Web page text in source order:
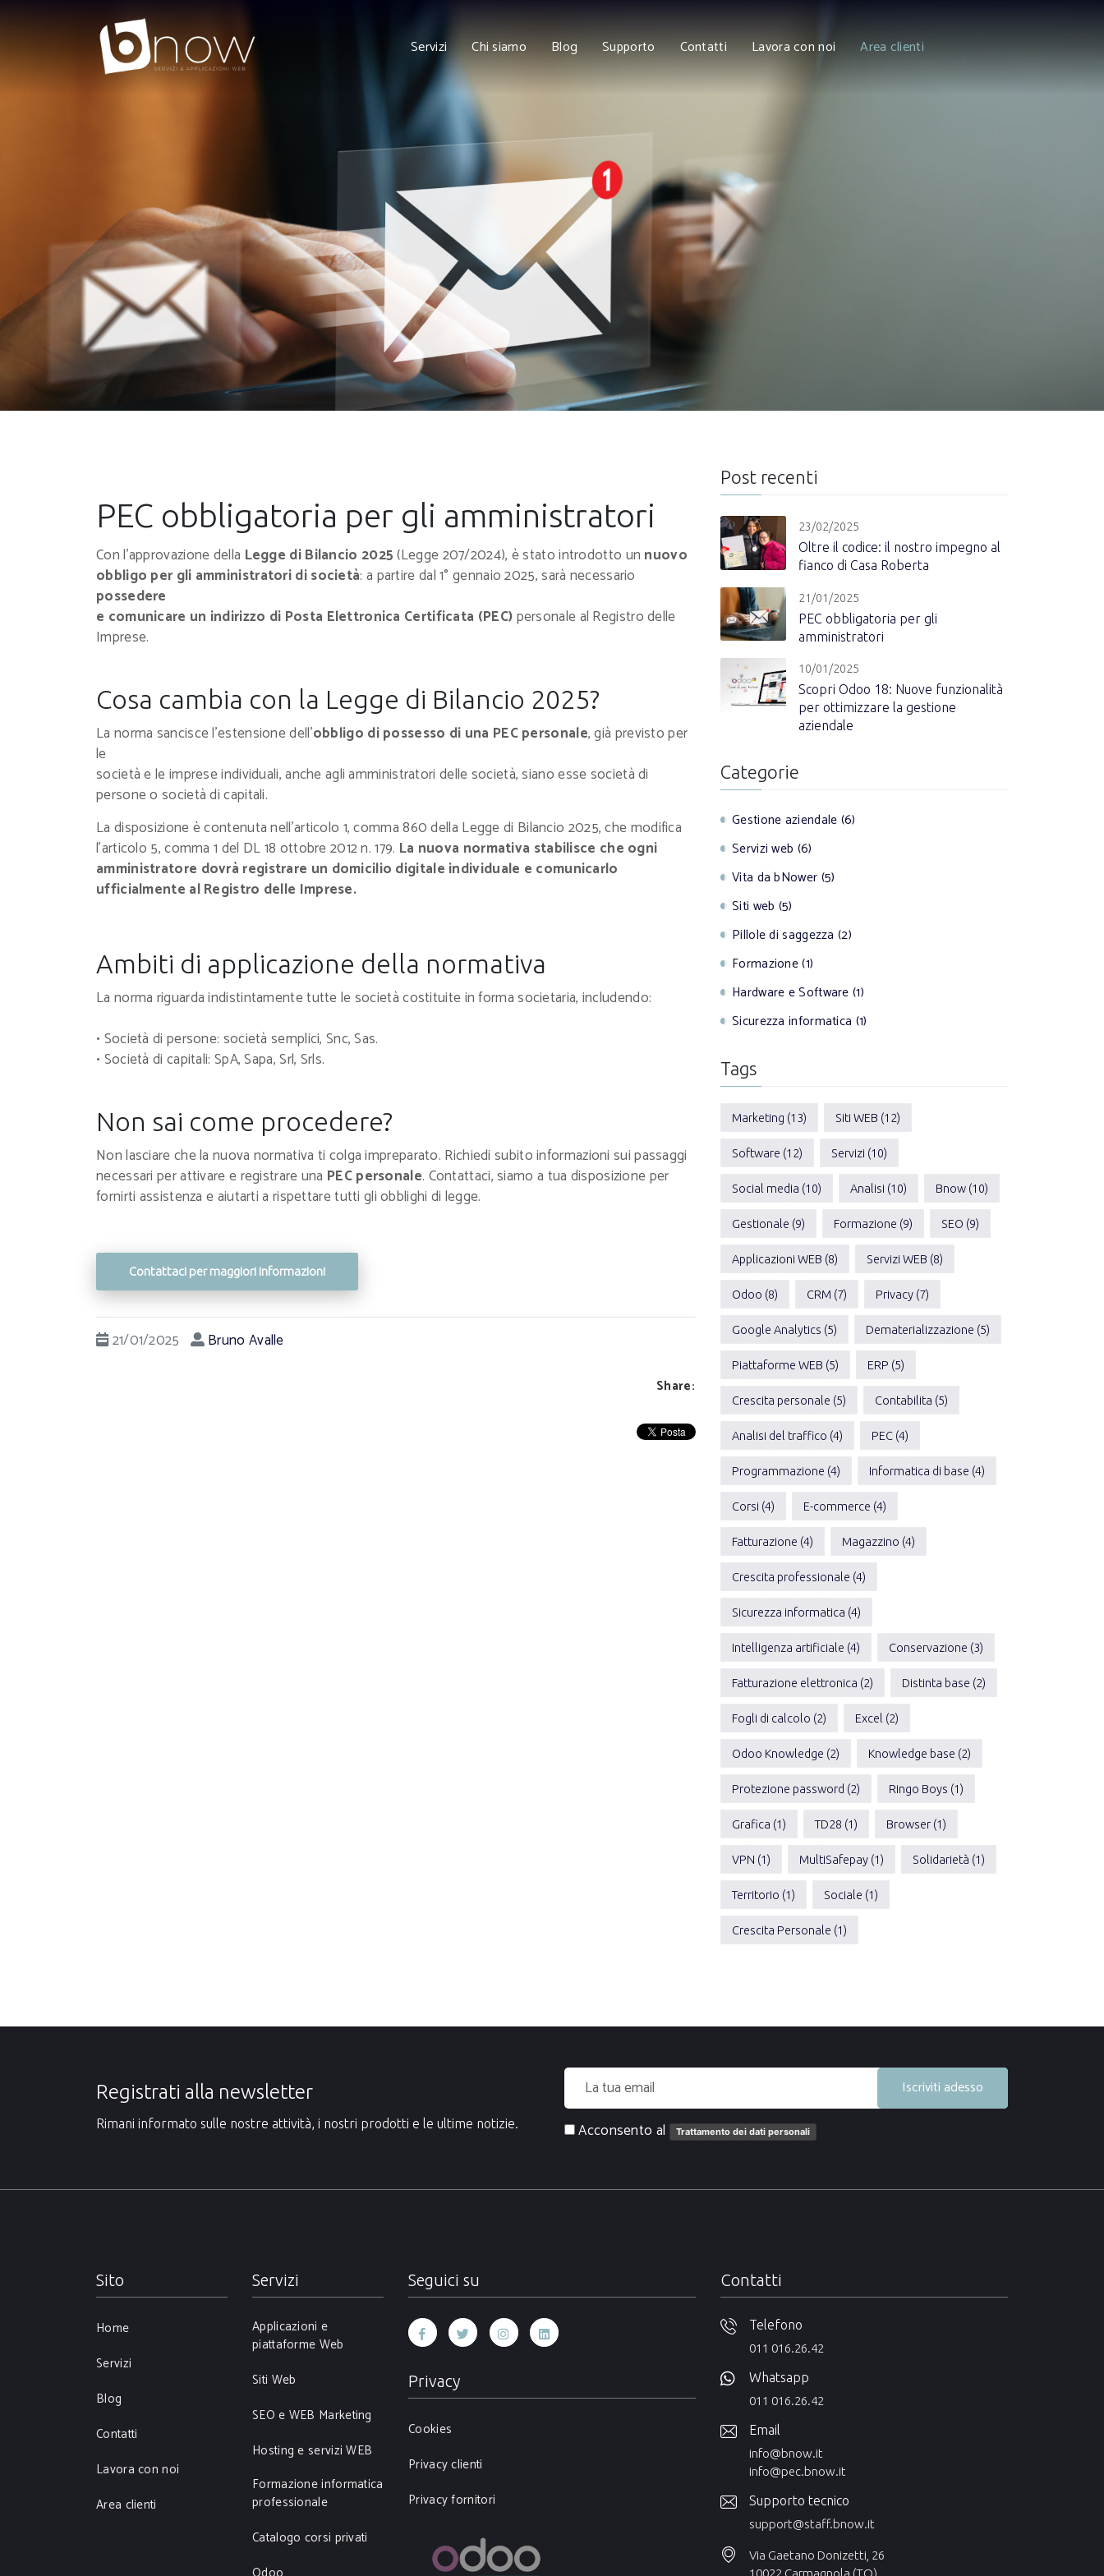
Servizi Chi siamo Blog Supporto Contatti Lavora con noi Area clienti
PEC obbligatoria per gli amministratori
Con l’approvazione della Legge di Bilancio 2025(Legge 207/2024), è stato introdotto un nuovo
obbligo per gli amministratori di società: a partire dal 1° gennaio 2025, sarà necessario
possedere
e comunicare un indirizzo di Posta Elettronica Certificata (PEC)personale al Registro delle
Imprese.
Cosa cambia con la Legge di Bilancio 2025?
La norma sancisce l’estensione dell’obbligo di possesso di una PEC personale, già previsto per
le
società e le imprese individuali, anche agli amministratori delle società, siano esse società di
persone o società di capitali.
La disposizione è contenuta nell’articolo 1, comma 860 della Legge di Bilancio 2025, che modifica
l’articolo 5, comma 1 del DL 18 ottobre 2012 n. 179. La nuova normativa stabilisce che ogni
amministratore dovrà registrare un domicilio digitale individuale e comunicarlo
ufficialmente alRegistro delle Imprese.
Ambiti di applicazione della normativa
La norma riguarda indistintamente tutte le società costituite in forma societaria, includendo:
• Società di persone: società semplici, Snc, Sas.
• Società di capitali: SpA, Sapa, Srl, Srls.
Non sai come procedere?
Non lasciare che la nuova normativa ti colga impreparato. Richiedi subito informazioni sui passaggi
necessari per attivare e registrare una PEC personale. Contattaci, siamo a tua disposizione per
fornirti assistenza e aiutarti a rispettare tutti gli obblighi di legge.
Contattaci per maggiori informazioni
21/01/2025 Bruno Avalle
Share:
Post recenti
23/02/2025
Oltre il codice: il nostro impegno al
fianco di Casa Roberta
21/01/2025
PEC obbligatoria per gli
amministratori
10/01/2025
Scopri Odoo 18: Nuove funzionalità
per ottimizzare la gestione
aziendale
Categorie
Gestione aziendale (6)
Servizi web (6)
Vita da bNower (5)
Siti web (5)
Pillole di saggezza (2)
Formazione (1)
Hardware e Software (1)
Sicurezza informatica (1)
Tags
Marketing (13) Siti WEB (12)
Software (12) Servizi (10)
Social media (10) Analisi (10) Bnow (10)
Gestionale (9) Formazione (9) SEO (9)
Applicazioni WEB (8) Servizi WEB (8)
Odoo (8) CRM (7) Privacy (7)
Google Analytics (5) Dematerializzazione (5)
Piattaforme WEB (5) ERP (5)
Crescita personale (5) Contabilita (5)
Analisi del traffico (4) PEC (4)
Programmazione (4) Informatica di base (4)
Corsi (4) E-commerce (4)
Fatturazione (4) Magazzino (4)
Crescita professionale (4)
Sicurezza informatica (4)
Intelligenza artificiale (4) Conservazione (3)
Fatturazione elettronica (2) Distinta base (2)
Fogli di calcolo (2) Excel (2)
Odoo Knowledge (2) Knowledge base (2)
Protezione password (2) Ringo Boys (1)
Grafica (1) TD28 (1) Browser (1)
VPN (1) MultiSafepay (1) Solidarietà (1)
Territorio (1) Sociale (1)
Crescita Personale (1)
Registrati alla newsletter
Rimani informato sulle nostre attività, i nostri prodotti e le ultime notizie.
Iscriviti adesso
Acconsento al Trattamento dei dati personali
Sito
Home
Servizi
Blog
Contatti
Lavora con noi
Area clienti
Servizi
Applicazioni e
piattaforme Web
Siti Web
SEO e WEB Marketing
Hosting e servizi WEB
Formazione informatica
professionale
Catalogo corsi privati
Seguici su
Privacy
Cookies
Privacy clienti
Privacy fornitori
Contatti
Telefono
011 016.26.42
Whatsapp
011 016.26.42
Email
info@bnow.it
info@pec.bnow.it
Supporto tecnico
support@staff.bnow.it
Via Gaetano Donizetti, 26